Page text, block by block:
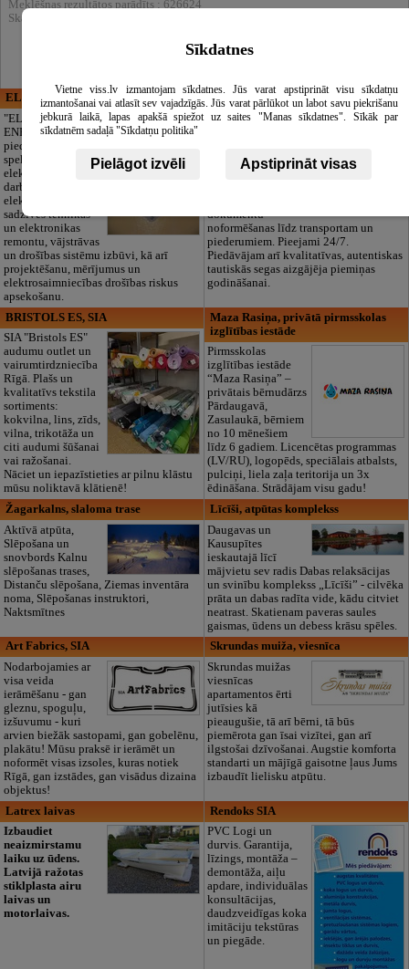
Meklēšnas rezultātos parādīts : 626624
Skatīt arī katalogā :
ELECTRIC ENERGY
"ELECTRIC
ENERGY Kandava"
piedāvā pilna
spektra
elektromontāžas
darbus,
elektroinstalācijas,
sadzīves tehnikas
un elektronikas
remontu, vājstrāvas
un drošības sistēmu izbūvi, kā arī
projektēšanu, mērījumus un
elektrosaimniecības drošības riskus
apsekošanu.
CĒSU APBEDĪŠANAS
PAKALPOJUMI, SIA
Mēs parūpēsimies
par visu — no
dokumentu
noformēšanas līdz transportam un
piederumiem. Pieejami 24/7.
Piedāvājam arī kvalitatīvas, autentiskas
tautiskās segas aizgājēja piemiņas
godināšanai.
BRISTOLS ES, SIA
SIA "Bristols ES"
audumu outlet un
vairumtirdzniecība
Rīgā. Plašs un
kvalitatīvs tekstila
sortiments:
kokvilna, lins, zīds,
vilna, trikotāža un
citi audumi šūšanai
vai ražošanai.
Nāciet un iepazīstieties ar pilnu klāstu
mūsu noliktavā klātienē!
Maza Rasiņa, privātā pirmsskolas
izglītības iestāde
Pirmsskolas
izglītības iestāde
“Maza Rasiņa” –
privātais bērnudārzs
Pārdaugavā,
Zasulaukā, bērniem
no 10 mēnešiem
līdz 6 gadiem. Licencētas programmas
(LV/RU), logopēds, speciālais atbalsts,
pulciņi, liela zaļa teritorija un 3x
ēdināšana. Strādājam visu gadu!
Žagarkalns, slaloma trase
Aktīvā atpūta,
Slēpošana un
snovbords Kalnu
slēpošanas trases,
Distanču slēpošana, Ziemas inventāra
noma, Slēpošanas instruktori,
Naktsmītnes
Līcīši, atpūtas komplekss
Daugavas un
Kausupītes
ieskautajā līcī
mājvietu sev radis Dabas relaksācijas
un svinību komplekss „Līcīši” - cilvēka
prāta un dabas radīta vide, kādu citviet
neatrast. Skatienam paveras saules
gaismas, ūdens un debess krāsu spēles.
Art Fabrics, SIA
Nodarbojamies ar
visa veida
ierāmēšanu - gan
gleznu, spoguļu,
izšuvumu - kuri
arvien biežāk sastopami, gan gobelēnu,
plakātu! Mūsu praksē ir ierāmēt un
noformēt visas izsoles, kuras notiek
Rīgā, gan izstādes, gan visādus dizaina
objektus!
Skrundas muiža, viesnīca
Skrundas muižas
viesnīcas
apartamentos ērti
jutīsies kā
pieaugušie, tā arī bērni, tā būs
piemērota gan īsai vizītei, gan arī
ilgstošai dzīvošanai. Augstie komforta
standarti un mājīgā gaisotne ļaus Jums
izbaudīt lielisku atpūtu.
Latrex laivas
Izbaudiet
neaizmirstamu
laiku uz ūdens.
Latvijā ražotas
stiklplasta airu
laivas un
motorlaivas.
Rendoks SIA
PVC Logi un
durvis. Garantija,
līzings, montāža –
demontāža, aiļu
apdare, individuālas
konsultācijas,
daudzveidīgas koka
imitāciju tekstūras
un piegāde.
Sīkdatnes
Vietne viss.lv izmantojam sīkdatnes. Jūs varat apstiprināt visu sīkdatņu
izmantošanai vai atlasīt sev vajadzīgās. Jūs varat pārlūkot un labot savu piekrišanu
jebkurā laikā, lapas apakšā spiežot uz saites "Manas sīkdatnes". Sīkāk par
sīkdatnēm sadaļā "Sīkdatņu politika"
Pielāgot izvēli Apstiprināt visas